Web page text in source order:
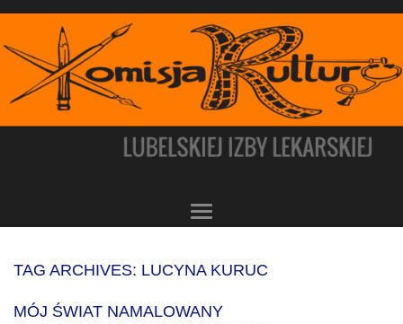
TAG ARCHIVES: LUCYNA KURUC
MÓJ ŚWIAT NAMALOWANY